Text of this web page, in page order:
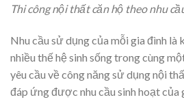
Thi công nội thất căn hộ theo nhu
Nhu cầu sử dụng của mỗi gia đình là
nhiều thế hệ sinh sống trong cùng
yêu cầu về công năng sử dụng nội
đáp ứng được nhu cầu sinh hoạt của